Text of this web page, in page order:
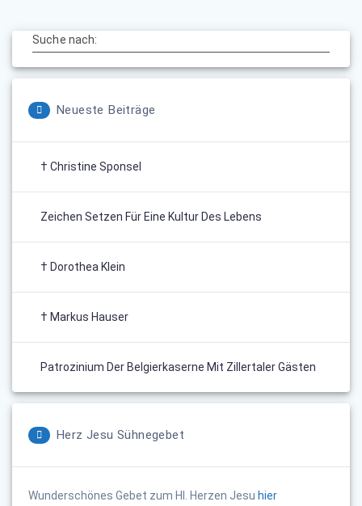
Suche nach:
Neueste Beiträge
† Christine Sponsel
Zeichen Setzen Für Eine Kultur Des Lebens
† Dorothea Klein
† Markus Hauser
Patrozinium Der Belgierkaserne Mit Zillertaler Gästen
Herz Jesu Sühnegebet
Wunderschönes Gebet zum Hl. Herzen Jesu hier